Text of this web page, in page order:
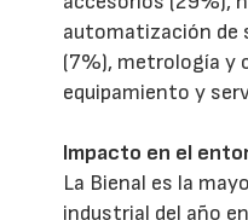
automatización de
(7%), metrología y
equipamiento y
Impacto en el
La Bienal es la
industrial del año